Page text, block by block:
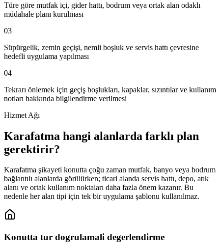
Türe göre mutfak içi, gider hattı, bodrum veya ortak alan odaklı
müdahale planı kurulması
03
Süpürgelik, zemin geçişi, nemli boşluk ve servis hattı çevresine
hedefli uygulama yapılması
04
Tekrarı önlemek için geçiş boşlukları, kapaklar, sızıntılar ve kullanım
notları hakkında bilgilendirme verilmesi
Hizmet Ağı
Karafatma hangi alanlarda farklı plan
gerektirir?
Karafatma şikayeti konutta çoğu zaman mutfak, banyo veya bodrum
bağlantılı alanlarda görülürken; ticari alanda servis hattı, depo, atık
alanı ve ortak kullanım noktaları daha fazla önem kazanır. Bu
nedenle her alan tipi için tek bir uygulama şablonu kullanılmaz.
Konutta tur dogrulamali degerlendirme